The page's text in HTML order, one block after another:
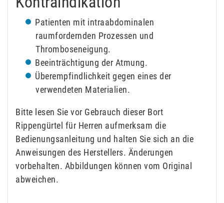
Patienten mit intraabdominalen
raumfordernden Prozessen und
Thromboseneigung.
Beeinträchtigung der Atmung.
Überempfindlichkeit gegen eines der
verwendeten Materialien.
Bitte lesen Sie vor Gebrauch dieser Bort
Rippengürtel für Herren aufmerksam die
Bedienungsanleitung und halten Sie sich an die
Anweisungen des Herstellers. Änderungen
vorbehalten. Abbildungen können vom Original
abweichen.